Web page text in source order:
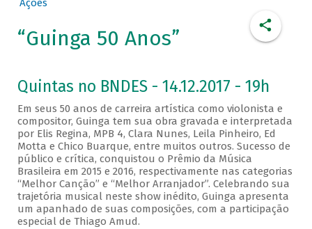
Ações
“Guinga 50 Anos”
Quintas no BNDES - 14.12.2017 - 19h
Em seus 50 anos de carreira artística como violonista e
compositor, Guinga tem sua obra gravada e interpretada
por Elis Regina, MPB 4, Clara Nunes, Leila Pinheiro, Ed
Motta e Chico Buarque, entre muitos outros. Sucesso de
público e crítica, conquistou o Prêmio da Música
Brasileira em 2015 e 2016, respectivamente nas categorias
“Melhor Canção” e “Melhor Arranjador”. Celebrando sua
trajetória musical neste show inédito, Guinga apresenta
um apanhado de suas composições, com a participação
especial de Thiago Amud.